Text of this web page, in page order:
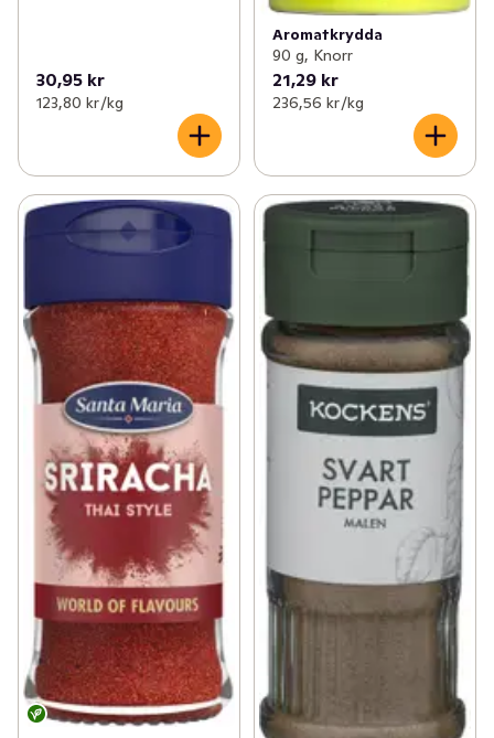
30,95 kr
123,80 kr /kg
Aromatkrydda
90 g, Knorr
21,29 kr
236,56 kr /kg